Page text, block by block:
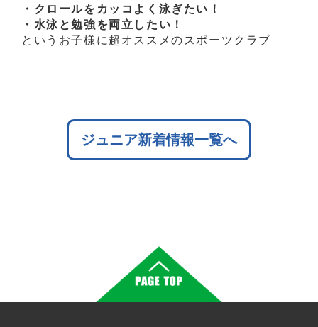
・クロールをカッコよく泳ぎたい！
・水泳と勉強を両立したい！
というお子様に超オススメのスポーツクラブ
ジュニア新着情報一覧へ